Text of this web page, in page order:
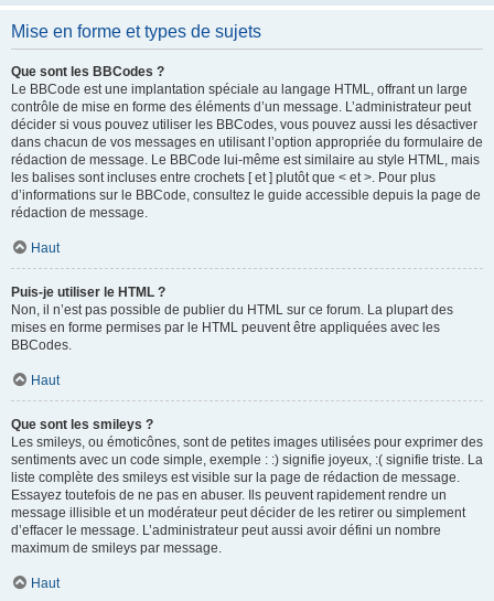
Mise en forme et types de sujets
Que sont les BBCodes ?
Le BBCode est une implantation spéciale au langage HTML, offrant un large
contrôle de mise en forme des éléments d’un message. L’administrateur peut
décider si vous pouvez utiliser les BBCodes, vous pouvez aussi les désactiver
dans chacun de vos messages en utilisant l’option appropriée du formulaire de
rédaction de message. Le BBCode lui-même est similaire au style HTML, mais
les balises sont incluses entre crochets [ et ] plutôt que < et >. Pour plus
d’informations sur le BBCode, consultez le guide accessible depuis la page de
rédaction de message.
Haut
Puis-je utiliser le HTML ?
Non, il n’est pas possible de publier du HTML sur ce forum. La plupart des
mises en forme permises par le HTML peuvent être appliquées avec les
BBCodes.
Haut
Que sont les smileys ?
Les smileys, ou émoticônes, sont de petites images utilisées pour exprimer des
sentiments avec un code simple, exemple : :) signifie joyeux, :( signifie triste. La
liste complète des smileys est visible sur la page de rédaction de message.
Essayez toutefois de ne pas en abuser. Ils peuvent rapidement rendre un
message illisible et un modérateur peut décider de les retirer ou simplement
d’effacer le message. L’administrateur peut aussi avoir défini un nombre
maximum de smileys par message.
Haut